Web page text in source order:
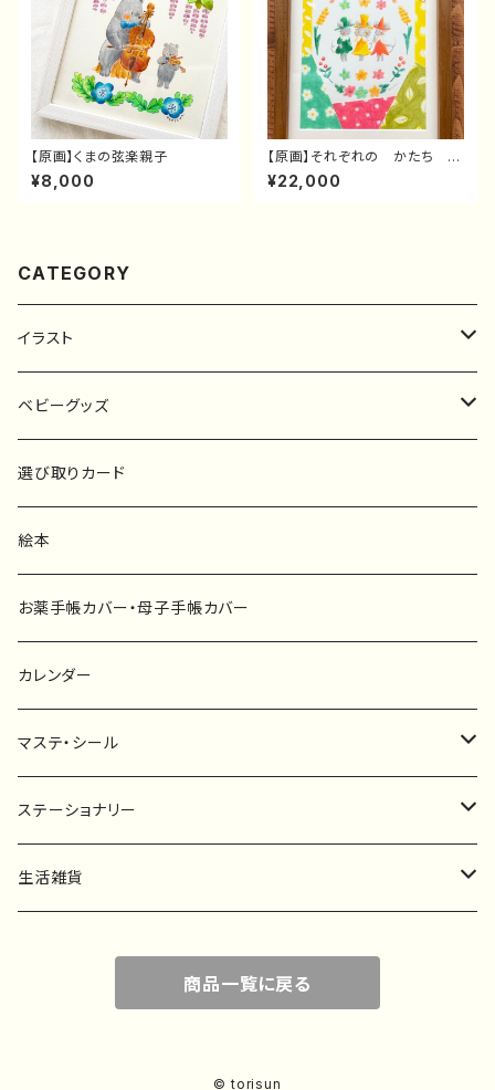
【原画】くまの弦楽親子
¥8,000
【原画】それぞれの かたち ね
ずみさん
¥22,000
CATEGORY
イラスト
原画
ポスター
ファブリックボード
キーホルダー
ポストカード
ベビーグッズ
マタニティーマーク
選び取りカード
カーステッカー
タペストリー
選び取りカード
絵本
お薬手帳カバー・母子手帳カバー
カレンダー
マステ・シール
マスキングテープ
フレークシール
ステーショナリー
一筆箋
生活雑貨
商品一覧に戻る
© torisun